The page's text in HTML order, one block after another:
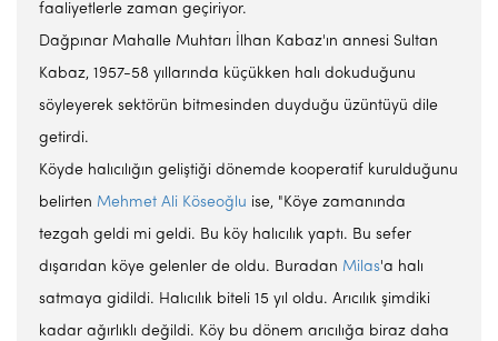
faaliyetlerle zaman geçiriyor.
Dağpınar Mahalle Muhtarı İlhan Kabaz'ın annesi Sultan
Kabaz, 1957-58 yıllarında küçükken halı dokuduğunu
söyleyerek sektörün bitmesinden duyduğu üzüntüyü dile
getirdi.
Köyde halıcılığın geliştiği dönemde kooperatif kurulduğunu
belirten Mehmet Ali Köseoğlu ise, "Köye zamanında
tezgah geldi mi geldi. Bu köy halıcılık yaptı. Bu sefer
dışarıdan köye gelenler de oldu. Buradan Milas'a halı
satmaya gidildi. Halıcılık biteli 15 yıl oldu. Arıcılık şimdiki
kadar ağırlıklı değildi. Köy bu dönem arıcılığa biraz daha